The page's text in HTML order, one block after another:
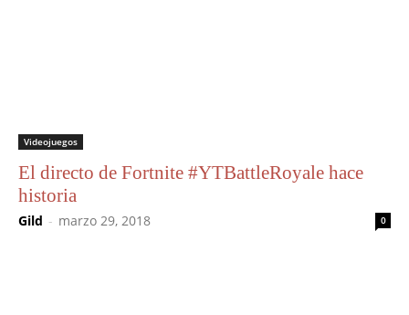
Videojuegos
El directo de Fortnite #YTBattleRoyale hace
historia
Gild - marzo 29, 2018 0